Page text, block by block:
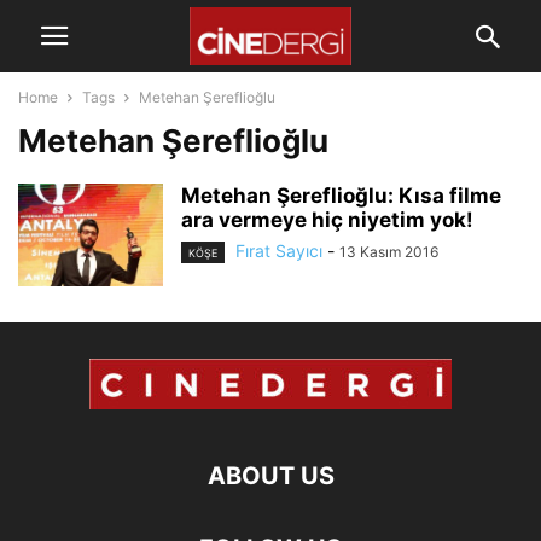
Home Tags Metehan Şereflioğlu
Metehan Şereflioğlu
Metehan Şereflioğlu: Kısa filme
ara vermeye hiç niyetim yok!
KÖŞE Fırat Sayıcı - 13 Kasım 2016
ABOUT US